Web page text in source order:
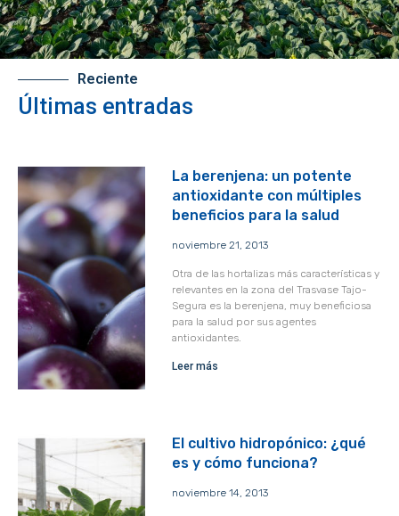
Reciente
Últimas entradas
La berenjena: un potente
antioxidante con múltiples
beneficios para la salud
noviembre 21, 2013
Otra de las hortalizas más características y
relevantes en la zona del Trasvase Tajo-
Segura es la berenjena, muy beneficiosa
para la salud por sus agentes
antioxidantes.
Leer más
El cultivo hidropónico: ¿qué
es y cómo funciona?
noviembre 14, 2013